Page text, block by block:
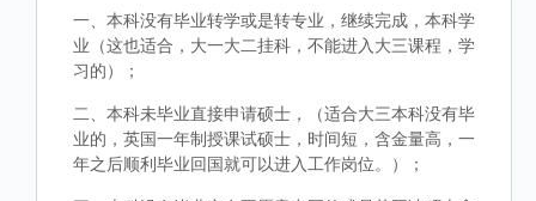
一、本科没有毕业转学或是转专业，继续完成，本科学
业（这也适合，大一大二挂科，不能进入大三课程，学
习的）；
二、本科未毕业直接申请硕士，（适合大三本科没有毕
业的，英国一年制授课试硕士，时间短，含金量高，一
年之后顺利毕业回国就可以进入工作岗位。）；